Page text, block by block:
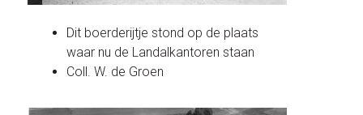
Dit boerderijtje stond op de plaats
waar nu de Landalkantoren staan
Coll. W. de Groen